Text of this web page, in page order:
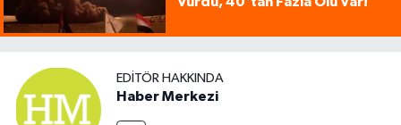
EDITÖR HAKKINDA
Haber Merkezi